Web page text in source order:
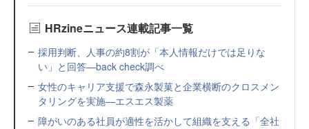
HRzineニュース連載記事一覧
採用判断、人事の約8割が「本人情報だけでは足りな
い」と回答—back check調べ
女性のキャリア支援で森永製菓と企業横断のクロスメン
タリングを実施—エスエス製薬
障がいのある社員が適性を活かして組織を支える「全社